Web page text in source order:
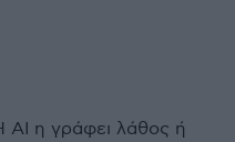
ΑΙ η γράφει λάθος ή